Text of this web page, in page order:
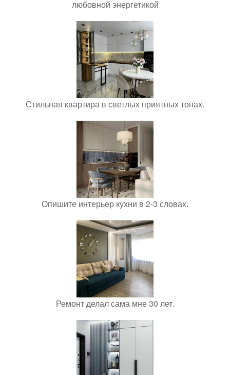
любовной энергетикой
Стильная квартира в светлых приятных тонах.
Опишите интерьер кухни в 2-3 словах.
Ремонт делал сама мне 30 лет.